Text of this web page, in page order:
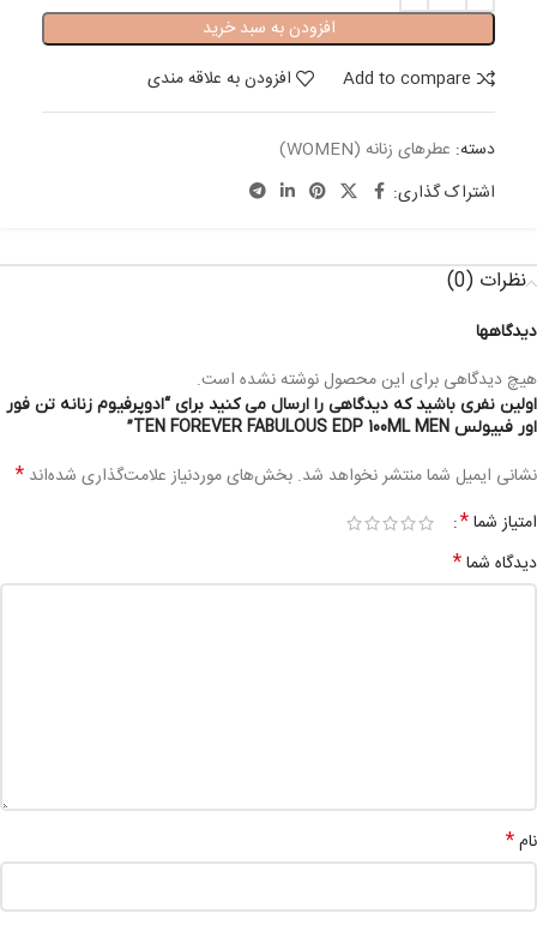
افزودن به سبد خرید
Add to compare
افزودن به علاقه مندی
دسته: عطرهای زنانه (WOMEN)
اشتراک گذاری:
نظرات (0)
دیدگاهها
هیچ دیدگاهی برای این محصول نوشته نشده است.
اولین نفری باشید که دیدگاهی را ارسال می کنید برای “ادوپرفیوم زنانه تن فور
اور فبیولس TEN FOREVER FABULOUS EDP 100ML MEN”
نشانی ایمیل شما منتشر نخواهد شد. بخش‌های موردنیاز علامت‌گذاری شده‌اند *
امتیاز شما*
دیدگاه شما*
نام*